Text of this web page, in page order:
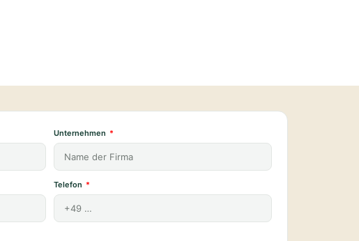
Unternehmen
Telefon